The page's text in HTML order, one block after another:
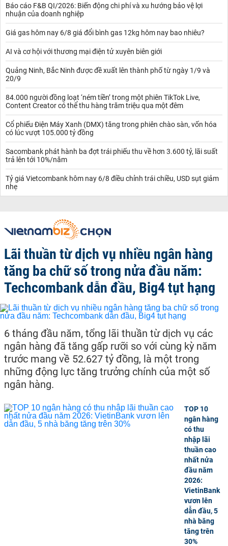
Báo cáo F&B QI/2026: Biến động chi phí và xu hướng bảo vệ lợi
nhuận của doanh nghiệp
Giá gas hôm nay 6/8 giá đổi bình gas 12kg hôm nay bao nhiêu?
AI và cơ hội với thương mại điện tử xuyên biên giới
Quảng Ninh, Bắc Ninh được đề xuất lên thành phố từ ngày 1/9 và
20/9
84.000 người đồng loạt ‘ném tiền’ trong một phiên TikTok Live,
Content Creator có thể thu hàng trăm triệu qua một đêm
Cổ phiếu Điện Máy Xanh (DMX) tăng trong phiên chào sàn, vốn hóa
có lúc vượt 105.000 tỷ đồng
Sacombank phát hành ba đợt trái phiếu thu về hơn 3.600 tỷ, lãi suất
trả lên tới 10%/năm
Tỷ giá Vietcombank hôm nay 6/8 điều chỉnh trái chiều, USD sụt giảm
nhẹ
Lãi thuần từ dịch vụ nhiều ngân hàng
tăng ba chữ số trong nửa đầu năm:
Techcombank dẫn đầu, Big4 tụt hạng
6 tháng đầu năm, tổng lãi thuần từ dịch vụ các
ngân hàng đã tăng gấp rưỡi so với cùng kỳ năm
trước mang về 52.627 tỷ đồng, là một trong
những động lực tăng trưởng chính của một số
ngân hàng.
TOP 10
ngân hàng
có thu
nhập lãi
thuần cao
nhất nửa
đầu năm
2026:
VietinBank
vươn lên
dẫn đầu, 5
nhà băng
tăng trên
30%